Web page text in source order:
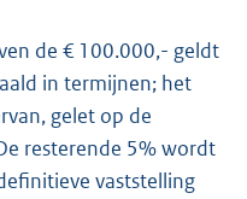
de € 100.000,- geldt
in termijnen; het
gelet op de
resterende 5% wordt
vaststelling